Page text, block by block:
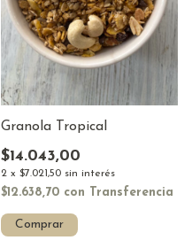
Granola Tropical
$14.043,00
2 x $7.021,50 sin interés
$12.638,70 con Transferencia
Comprar